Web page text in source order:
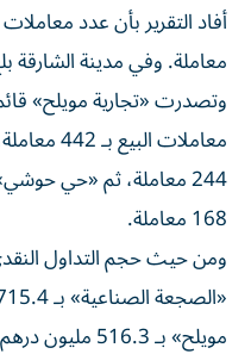
وتصدرت «تجارية مويلح»
معاملات
168 معاملة.
ومن حيث حجم التداول